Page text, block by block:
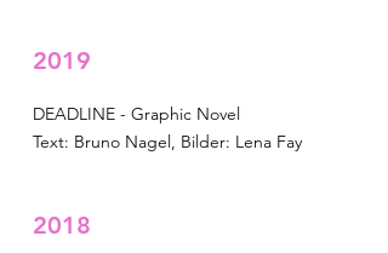
2019
DEADLINE - Graphic Novel
Text: Bruno Nagel, Bilder: Lena Fay
2018